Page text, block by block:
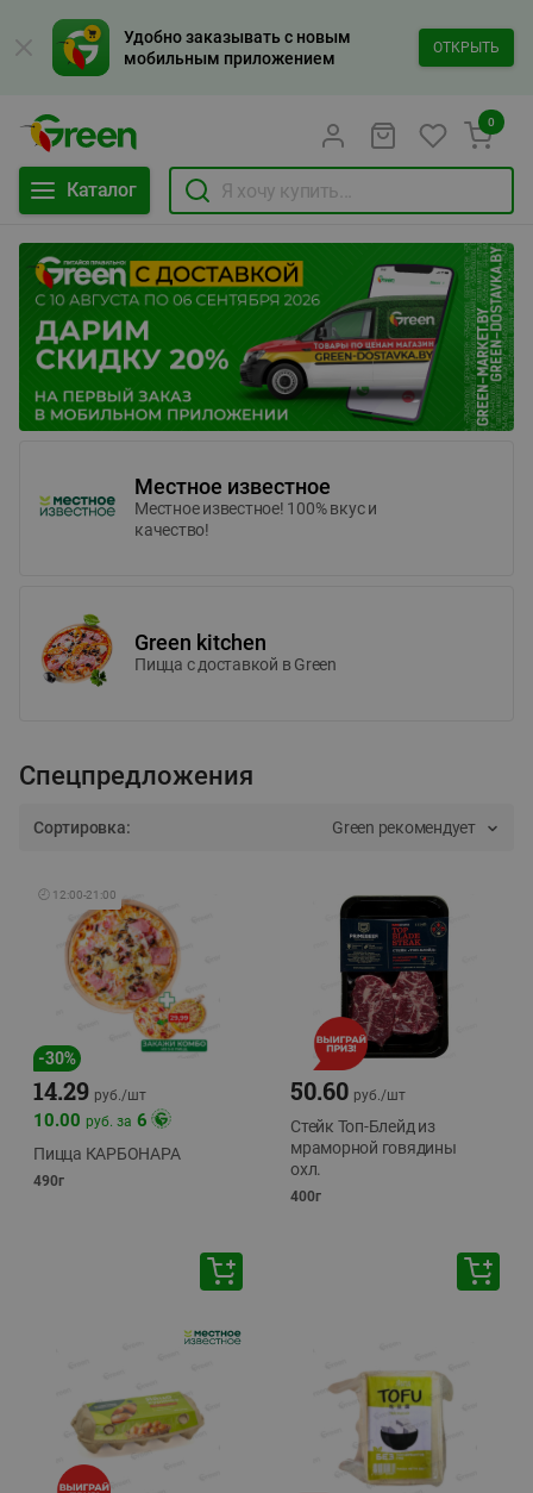
Удобно заказывать с новым
мобильным приложением
ОТКРЫТЬ
Каталог
0
Местное известное
Местное известное! 100% вкус и
качество!
Green kitchen
Пицца c доставкой в Green
Спецпредложения
Сортировка: Green рекомендует
🕘 12:00-21:00
-30%
14.29 руб./шт
10.00 руб. за 6
Пицца КАРБОНАРА
490г
50.60 руб./шт
Стейк Топ-Блейд из
мраморной говядины
охл.
400г